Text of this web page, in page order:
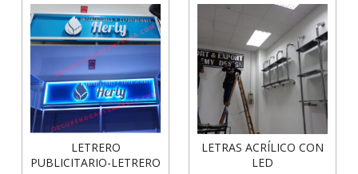
LETRERO
PUBLICITARIO-LETRERO
LETRAS ACRÍLICO CON
LED